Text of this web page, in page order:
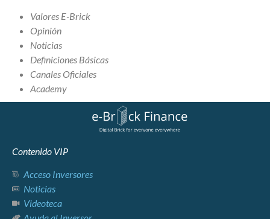
Valores E-Brick
Opinión
Noticias
Definiciones Básicas
Canales Oficiales
Academy
Contenido VIP
Acceso Inversores
Noticias
Videoteca